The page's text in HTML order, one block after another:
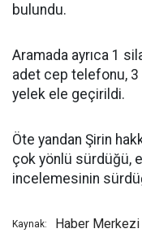
bulundu.
Aramada ayrıca 1
adet cep telefonu,
yelek ele geçirildi.
Öte yandan Şirin
çok yönlü sürdüğü,
incelemesinin
Kaynak: Haber Merkezi